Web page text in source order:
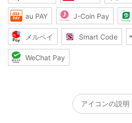
au PAY J-Coin Pay
メルペイ Smart Code
WeChat Pay
アイコンの説明